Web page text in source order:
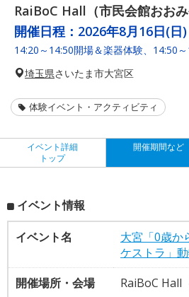
RaiBoC Hall（市民会館おおみ
開催日程： 2026年8月16日(日)
14:20～14:50開場＆楽器体験、14:50
埼玉県さいたま市大宮区
体験イベント・アクティビティ
イベント詳細
トップ
開催期間など
イベント情報
イベント名
大宮「0歳か
ケストラ」
開催場所・会場
RaiBoC Hall